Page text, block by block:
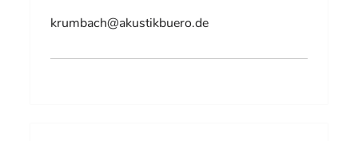
krumbach@akustikbuero.de